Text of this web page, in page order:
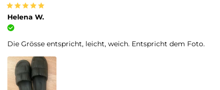
Helena W.
Die Grösse entspricht, leicht, weich. Entspricht dem Foto.